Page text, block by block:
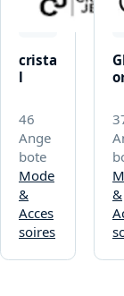
crista
l
46
Ange
bote
Mode
&
Acces
soires
&